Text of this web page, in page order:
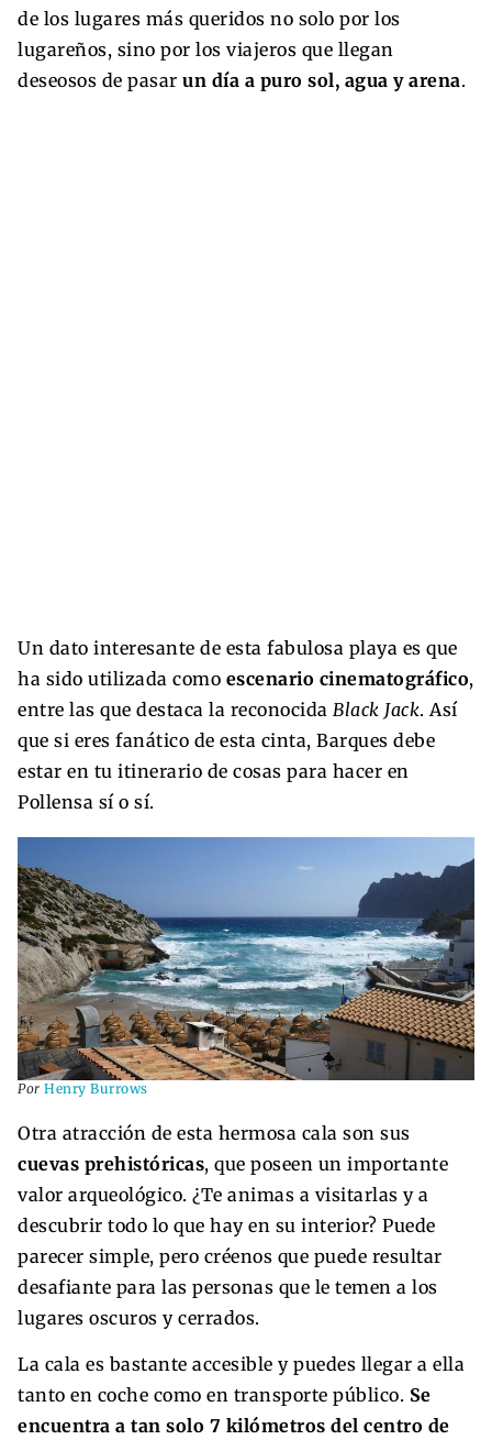
de los lugares más queridos no solo por los
lugareños, sino por los viajeros que llegan
deseosos de pasar un día a puro sol, agua y arena.
Un dato interesante de esta fabulosa playa es que
ha sido utilizada como escenario cinematográfico,
entre las que destaca la reconocida Black Jack. Así
que si eres fanático de esta cinta, Barques debe
estar en tu itinerario de cosas para hacer en
Pollensa sí o sí.
Por Henry Burrows
Otra atracción de esta hermosa cala son sus
cuevas prehistóricas, que poseen un importante
valor arqueológico. ¿Te animas a visitarlas y a
descubrir todo lo que hay en su interior? Puede
parecer simple, pero créenos que puede resultar
desafiante para las personas que le temen a los
lugares oscuros y cerrados.
La cala es bastante accesible y puedes llegar a ella
tanto en coche como en transporte público. Se
encuentra a tan solo 7 kilómetros del centro de